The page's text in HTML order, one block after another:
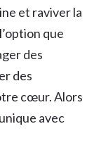
et raviver la
que
des
des
cœur. Alors
avec